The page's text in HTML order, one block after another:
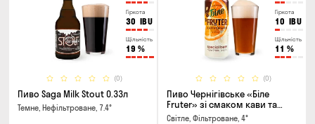
Гіркота
30 IBU
Щільність
19 %
(0)
Пиво Saga Milk Stout 0.33л
Темне, Нефільтроване, 7.4°
Гіркота
10 IBU
Щільність
11 %
(0)
Пиво Чернігівське «Біле
Fruter» зі смаком кави та
апельсину 0.5л
Світле, Фільтроване, 4°